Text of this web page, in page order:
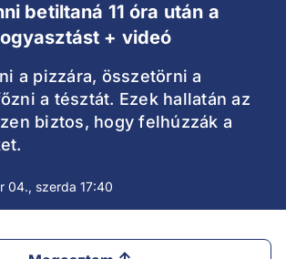
betiltaná 11 óra után a
+ videó
a pizzára, összetörni a
a tésztát. Ezek hallatán az
biztos, hogy felhúzzák a
04., szerda 17:40